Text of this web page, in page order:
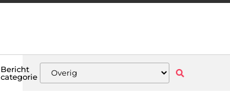
Bericht
categorie